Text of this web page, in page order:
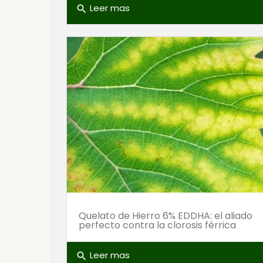
search Leer mas
Quelato de Hierro 6% EDDHA: el aliado
perfecto contra la clorosis férrica
search Leer mas